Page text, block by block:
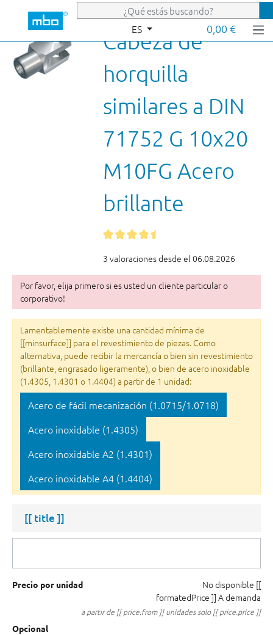
Saltar al contenido principal
ES 0,00 €
Cabeza de
horquilla
similares a DIN
71752 G 10x20
M10FG Acero
brillante
3 valoraciones desde el 06.08.2026
Por favor, elija primero si es usted un cliente particular o
corporativo!
Lamentablemente existe una cantidad mínima de
[[minsurface]] para el revestimiento de piezas. Como
alternativa, puede recibir la mercancía o bien sin revestimiento
(brillante, engrasado ligeramente), o bien de acero inoxidable
(1.4305, 1.4301 o 1.4404) a partir de 1 unidad:
Acero de fácil mecanización (1.0715/1.0718)
Acero inoxidable (1.4305)
Acero inoxidable A2 (1.4301)
Acero inoxidable A4 (1.4404)
[[ title ]]
Precio por unidad No disponible [[
formatedPrice ]] A demanda
a partir de [[ price.from ]] unidades solo [[ price.price ]]
Opcional